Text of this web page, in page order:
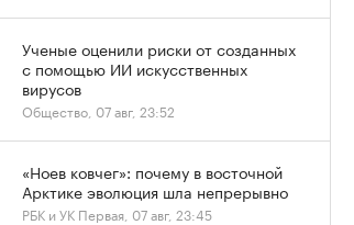
Ученые оценили риски от созданных
с помощью ИИ искусственных
вирусов
Общество, 07 авг, 23:52
«Ноев ковчег»: почему в восточной
Арктике эволюция шла непрерывно
РБК и УК Первая, 07 авг, 23:45